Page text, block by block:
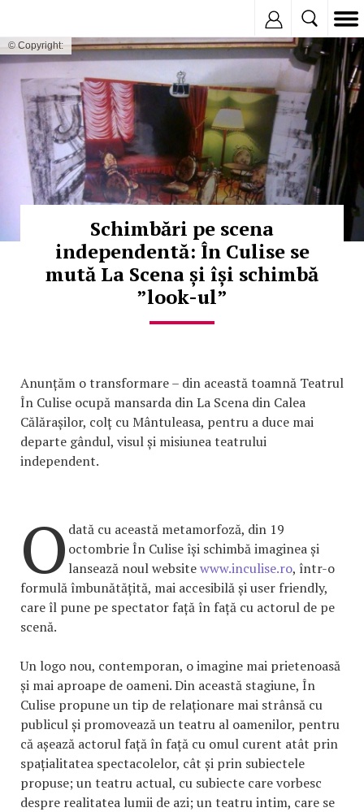
© Copyright:
Schimbări pe scena
independentă: În Culise se
mută La Scena și își schimbă
”look-ul”
Anunțăm o transformare – din această toamnă Teatrul
În Culise ocupă mansarda din La Scena din Calea
Călărașilor, colț cu Mântuleasa, pentru a duce mai
departe gândul, visul și misiunea teatrului
independent.
O dată cu această metamorfoză, din 19
octombrie În Culise își schimbă imaginea și
lansează noul websitewww.inculise.ro, într-o
formulă îmbunătățită, mai accesibilă și user friendly,
care îl pune pe spectator față în față cu actorul de pe
scenă.
Un logo nou, contemporan, o imagine mai prietenoasă
și mai aproape de oameni. Din această stagiune, În
Culise propune un tip de relaționare mai strânsă cu
publicul și promovează un teatru al oamenilor, pentru
că așează actorul față în față cu omul curent atât prin
spațialitatea spectacolelor, cât și prin subiectele
propuse; un teatru actual, cu subiecte care vorbesc
despre realitatea lumii de azi; un teatru intim, care se